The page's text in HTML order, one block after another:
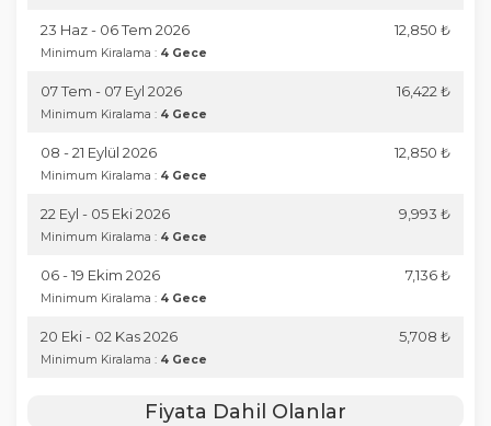
23 Haz - 06 Tem 2026
Minimum Kiralama : 4 Gece
12,850 ₺
07 Tem - 07 Eyl 2026
Minimum Kiralama : 4 Gece
16,422 ₺
08 - 21 Eylül 2026
Minimum Kiralama : 4 Gece
12,850 ₺
22 Eyl - 05 Eki 2026
Minimum Kiralama : 4 Gece
9,993 ₺
06 - 19 Ekim 2026
Minimum Kiralama : 4 Gece
7,136 ₺
20 Eki - 02 Kas 2026
Minimum Kiralama : 4 Gece
5,708 ₺
Fiyata Dahil Olanlar